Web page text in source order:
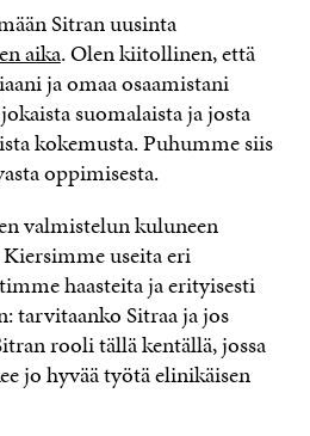
Sitran uusinta
aika. Olen kiitollinen, että
ja omaa osaamistani
suomalaista ja josta
kokemusta. Puhumme siis
oppimisesta.
valmistelun kuluneen
useita eri
haasteita ja erityisesti
tarvitaanko Sitraa ja jos
rooli tällä kentällä, jossa
jo hyvää työtä elinikäisen